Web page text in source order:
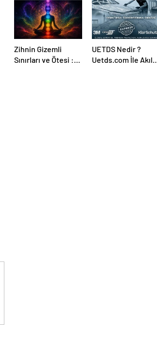
Zihnin Gizemli
Sınırları ve Ötesi :
UETDS Nedir ?
Uetds.com İle Akıllı